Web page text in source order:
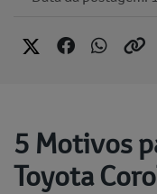
5 Motivos
Toyota